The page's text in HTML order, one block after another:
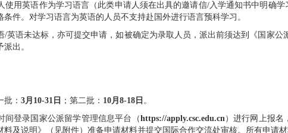
使用英语作为学习语言（此类申请人须在出具的邀请信/入学通知书中明确学
件。对学习语言为英语的人员不支持赴国外进行语言预科学习。
/英语未达标，亦可提交申请，如被确定为录取人员，派出前须达到《国家公
派出 。
： 3月 10-31 日 ；第二批： 10月 8-18 日 。
间登录国家公派留学管理信息平台（https://apply.csc.edu.cn）进行网上报名
料及说明》（见附件）准备申请材料并提交 国际合作交流处审核。所有申请